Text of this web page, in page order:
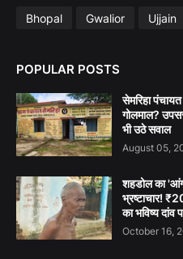
Bhopal Gwalior Ujjain
POPULAR POSTS
सेमरिहा
गोलमाल?
भी उठे सवाल
August 05,
शहडोल का
भ्रष्टाचार!
का भविष्य
October 16,